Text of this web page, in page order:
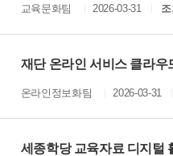
교육문화팀 2026-03-31
재단 온라인 서비스 클라우
온라인정보화팀 2026-03-31
세종학당 교육자료 디지털